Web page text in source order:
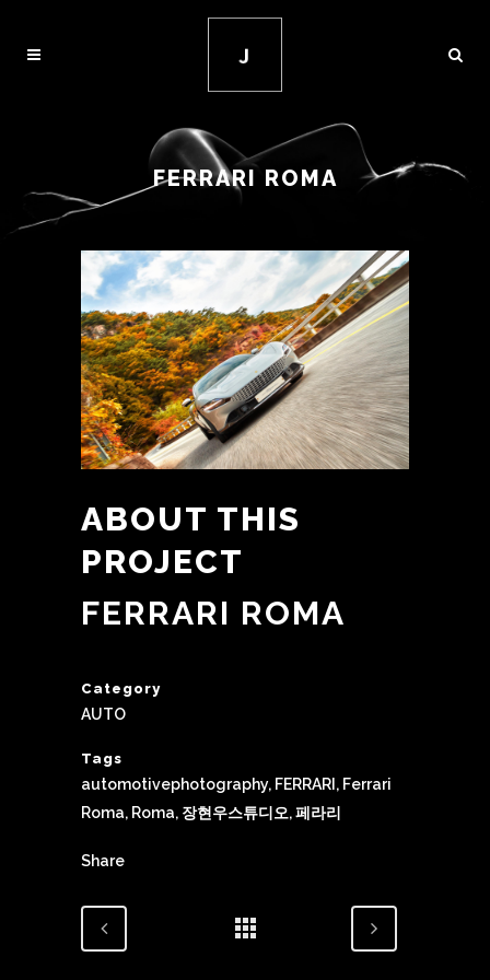
FERRARI ROMA
ABOUT THIS
PROJECT
FERRARI ROMA
Category
AUTO
Tags
automotivephotography, FERRARI, Ferrari
Roma, Roma, 장현우스튜디오, 페라리
Share